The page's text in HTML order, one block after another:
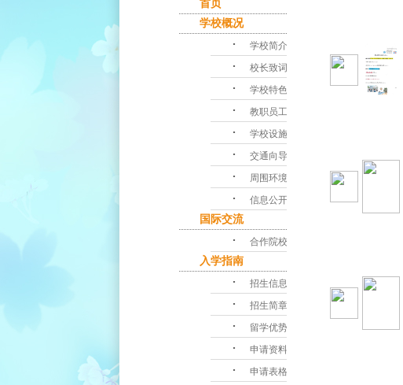
首页
学校概况
･ 学校简介
･ 校长致词
･ 学校特色
･ 教职员工
･ 学校设施
･ 交通向导
･ 周围环境
･ 信息公开
国际交流
･ 合作院校
入学指南
･ 招生信息
･ 招生简章
･ 留学优势
･ 申请资料
･ 申请表格